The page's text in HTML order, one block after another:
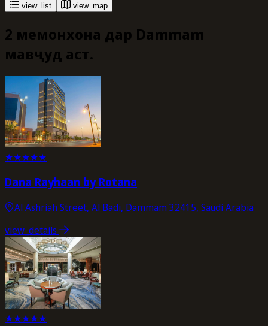
view_list
view_map
2 меҳмонхона дар Dammam
мавҷуд аст.
★★★★★
Dana Rayhaan by Rotana
Al Ashriah Street, Al Badi, Dammam 32415, Saudi Arabia
view_details
★★★★★